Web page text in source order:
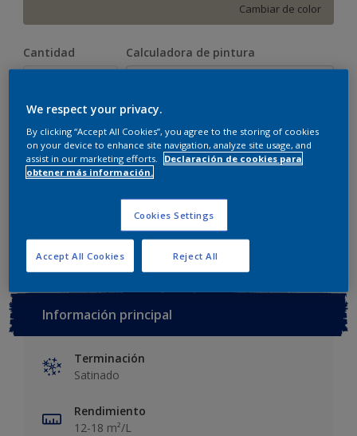
Cambiar de color
Cantidad Calculadora de pintura
Este producto no está actualmente disponible en línea.
Por favor, visite su tienda más cercana.
Agregar a espacio Encontrar una tienda
Información principal
Terminación
Satinado
Rendimiento
12-18 m²/L
We respect your privacy.
By clicking “Accept All Cookies”, you agree to the storing of cookies
on your device to enhance site navigation, analyze site usage, and
assist in our marketing efforts.
Declaración de cookies para
obtener más información.
Cookies Settings
Reject All
Accept All Cookies